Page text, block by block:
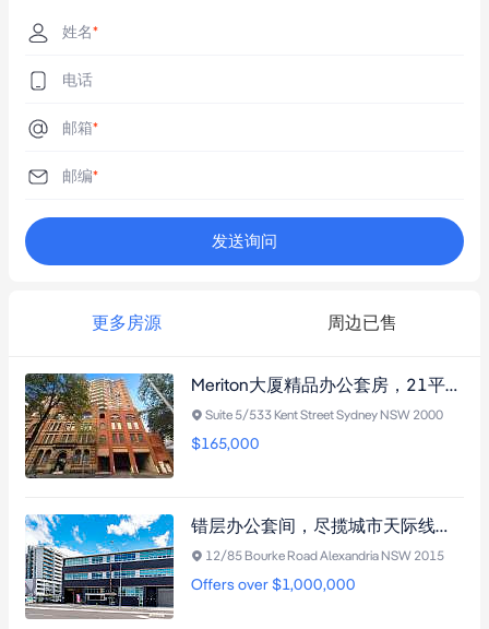
姓名*
电话
邮箱*
邮编*
发送询问
更多房源 周边已售
Meriton大厦精品办公套房，21平米开放式，近Town Hall站，享茶室泳池，National Trust保护立面。
Suite 5/533 Kent Street Sydney NSW 2000
$165,000
错层办公套间，尽揽城市天际线，北向露台，毗邻Campbell Road Bridge及Mascot站。
12/85 Bourke Road Alexandria NSW 2015
Offers over $1,000,000